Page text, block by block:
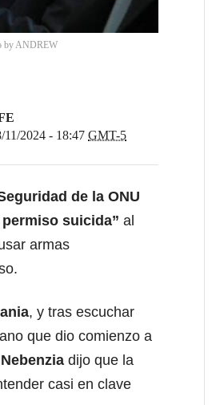
by ANDREW
11/2024 - 18:47 GMT-5
de la ONU
permiso suicida” al
armas
, y tras escuchar
que dio comienzo a
dijo que la
casi en clave